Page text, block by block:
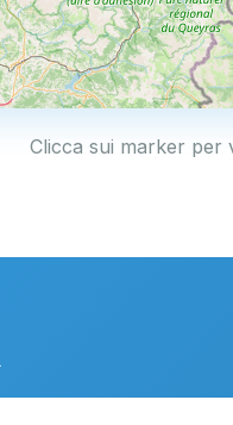
Clicca sui marker per